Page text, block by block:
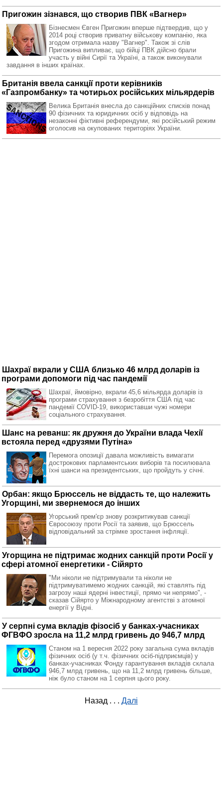
Пригожин зізнався, що створив ПВК «Вагнер»
Бізнесмен Євген Пригожин вперше підтвердив, що у
2014 році створив приватну військову компанію, яка
згодом отримала назву "Вагнер". Також зі слів
Пригожина випливає, що бійці ПВК дійсно брали
участь у війні Сирії та Україні, а також виконували
завдання в інших країнах.
Британія ввела санкції проти керівників
«Газпромбанку» та чотирьох російських мільярдерів
Велика Британія внесла до санкційних списків понад
90 фізичних та юридичних осіб у відповідь на
незаконні фіктивні референдуми, які російський режим
оголосив на окупованих територіях України.
Шахраї вкрали у США близько 46 млрд доларів із
програми допомоги під час пандемії
Шахраї, ймовірно, вкрали 45,6 мільярда доларів із
програми страхування з безробіття США під час
пандемії COVID-19, використавши чужі номери
соціального страхування.
Шанс на реванш: як дружня до України влада Чехії
встояла перед «друзями Путіна»
Перемога опозиції давала можливість вимагати
дострокових парламентських виборів та посилювала
їхні шанси на президентських, що пройдуть у січні.
Орбан: якщо Брюссель не віддасть те, що належить
Угорщині, ми звернемося до інших
Угорський прем'єр знову розкритикував санкції
Євросоюзу проти Росії та заявив, що Брюссель
відповідальний за стрімке зростання інфляції.
Угорщина не підтримає жодних санкцій проти Росії у
сфері атомної енергетики - Сійярто
"Ми ніколи не підтримували та ніколи не
підтримуватимемо жодних санкцій, які ставлять під
загрозу наші ядерні інвестиції, прямо чи непрямо", -
сказав Сійярто у Міжнародному агентстві з атомної
енергії у Відні.
У серпні сума вкладів фізосіб у банках-учасниках
ФГВФО зросла на 11,2 млрд гривень до 946,7 млрд
Станом на 1 вересня 2022 року загальна сума вкладів
фізичних осіб (у т.ч. фізичних осіб-підприємців) у
банках-учасниках Фонду гарантування вкладів склала
946,7 млрд гривень, що на 11,2 млрд гривень більше,
ніж було станом на 1 серпня цього року.
Назад . . . Далі